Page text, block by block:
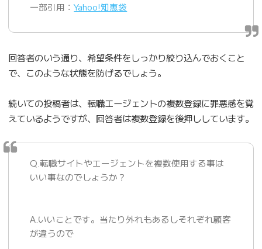
一部引用：Yahoo!知恵袋
回答者のいう通り、希望条件をしっかり絞り込んでおくこと
で、このような状態を防げるでしょう。
続いての投稿者は、転職エージェントの複数登録に罪悪感を覚
えているようですが、回答者は複数登録を後押ししています。
Q.転職サイトやエージェントを複数使用する事は
いい事なのでしょうか？
A.いいことです。当たり外れもあるしそれぞれ顧客
が違うので